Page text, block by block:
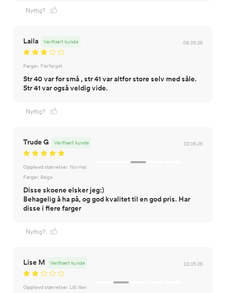
Nyttig?
Laila 08.06.26
Verifisert kunde
Farge: Flerfarget
Str 40 var for små , str 41 var altfor store selv med såle.
Str 41 var også veldig vide.
Nyttig?
Trude G 02.06.26
Verifisert kunde
Opplevd størrelse: Normal
Farge: Beige
Disse skoene elsker jeg:)
Behagelig å ha på, og god kvalitet til en god pris. Har
disse i flere farger
Nyttig?
Lise M 02.05.26
Verifisert kunde
Opplevd størrelse: Litt liten